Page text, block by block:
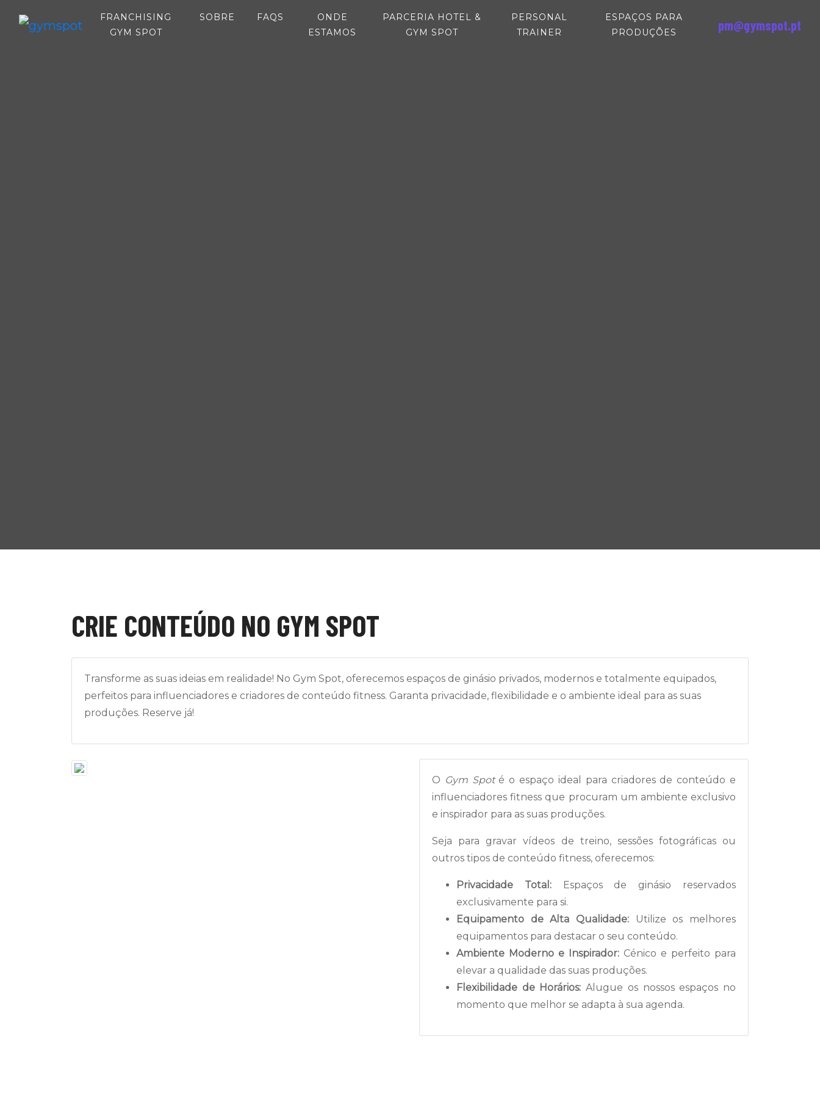
FRANCHISING
GYM SPOT(CURRENT)
SOBRE (CURRENT)
FAQS (CURRENT)
ONDE
ESTAMOS (CURRENT)
PARCERIA HOTEL &
GYM SPOT(CURRENT)
PERSONAL
TRAINER (CURRENT)
ESPAÇOS PARA
PRODUÇÕES (CURRENT)pm@gymspot.pt
CRIE CONTEÚDO NO GYM SPOT
Transforme as suas ideias em realidade! No Gym Spot, oferecemos espaços de ginásio privados, modernos e totalmente equipados,
perfeitos para influenciadores e criadores de conteúdo fitness. Garanta privacidade, flexibilidade e o ambiente ideal para as suas
produções. Reserve já!
O Gym Spoté o espaço ideal para criadores de conteúdo e
influenciadores fitness que procuram um ambiente exclusivo
e inspirador para as suas produções.
Seja para gravar vídeos de treino, sessões fotográficas ou
outros tipos de conteúdo fitness, oferecemos:
Privacidade Total:Espaços de ginásio reservados
exclusivamente para si.
Equipamento de Alta Qualidade: Utilize os melhores
equipamentos para destacar o seu conteúdo.
Ambiente Moderno e Inspirador: Cénico e perfeito para
elevar a qualidade das suas produções.
Flexibilidade de Horários: Alugue os nossos espaços no
momento que melhor se adapta à sua agenda.